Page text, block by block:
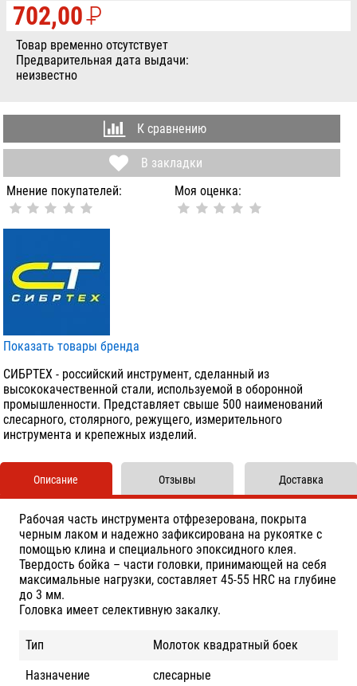
702,00P
УБ.
Товар временно отсутствует
Предварительная дата выдачи:
неизвестно
К сравнению
В закладки
Мнение покупателей:
Моя оценка:
Показать товары бренда
СИБРТЕХ - российский инструмент, сделанный из
высококачественной стали, используемой в оборонной
промышленности. Представляет свыше 500 наименований
слесарного, столярного, режущего, измерительного
инструмента и крепежных изделий.
Описание
Рабочая часть инструмента отфрезерована, покрыта
черным лаком и надежно зафиксирована на рукоятке с
помощью клина и специального эпоксидного клея.
Твердость бойка – части головки, принимающей на себя
максимальные нагрузки, составляет 45-55 HRC на глубине
до 3 мм.
Головка имеет селективную закалку.
Тип
Молоток квадратный боек
Назначение
слесарные
Отзывы Доставка